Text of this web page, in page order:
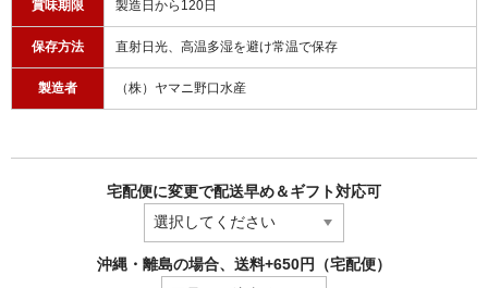
賞味期限 製造日から120日
保存方法 直射日光、高温多湿を避け常温で保存
製造者 （株）ヤマニ野口水産
宅配便に変更で配送早め＆ギフト対応可
沖縄・離島の場合、送料+650円（宅配便）